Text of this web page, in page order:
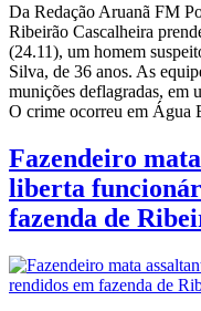
Da Redação Aruanã FM
Ribeirão Cascalheira
(24.11), um homem
Silva, de 36 anos. As
munições deflagradas, em
O crime ocorreu em
Fazendeiro
liberta
fazenda de